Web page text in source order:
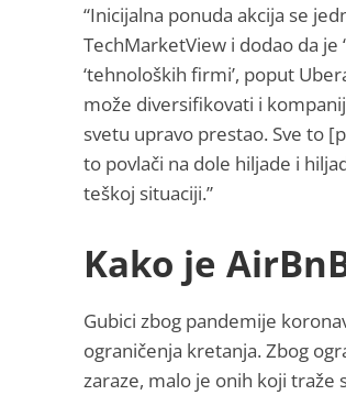
“Inicijalna ponuda akcija se
TechMarketView i dodao da
‘tehnoloških firmi’, poput
može diversifikovati i
svetu upravo prestao. Sve to
to povlači na dole hiljade i
teškoj situaciji.”
Kako je
Gubici zbog pandemije
ograničenja kretanja. Zbog
zaraze, malo je onih koji